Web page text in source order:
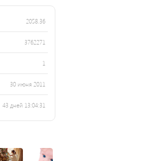
2058.36
3762271
1
30 июня 2011
43 дней 13:04:31